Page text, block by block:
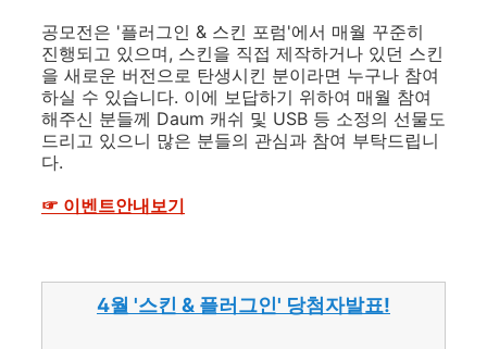
공모전은 '플러그인 & 스킨 포럼'에서 매월 꾸준히
진행되고 있으며, 스킨을 직접 제작하거나 있던 스킨
을 새로운 버전으로 탄생시킨 분이라면 누구나 참여
하실 수 있습니다. 이에 보답하기 위하여 매월 참여
해주신 분들께 Daum 캐쉬 및 USB 등 소정의 선물도
드리고 있으니 많은 분들의 관심과 참여 부탁드립니
다.
☞ 이벤트안내보기
4월 '스킨 & 플러그인' 당첨자발표!